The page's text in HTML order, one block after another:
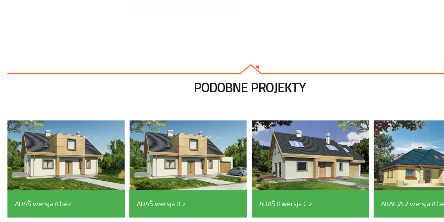
PODOBNE PROJEKTY
ADAŚ wersja A bez
ADAŚ wersja B z
ADAŚ II wersja C z
AKACJA 2 wersja A